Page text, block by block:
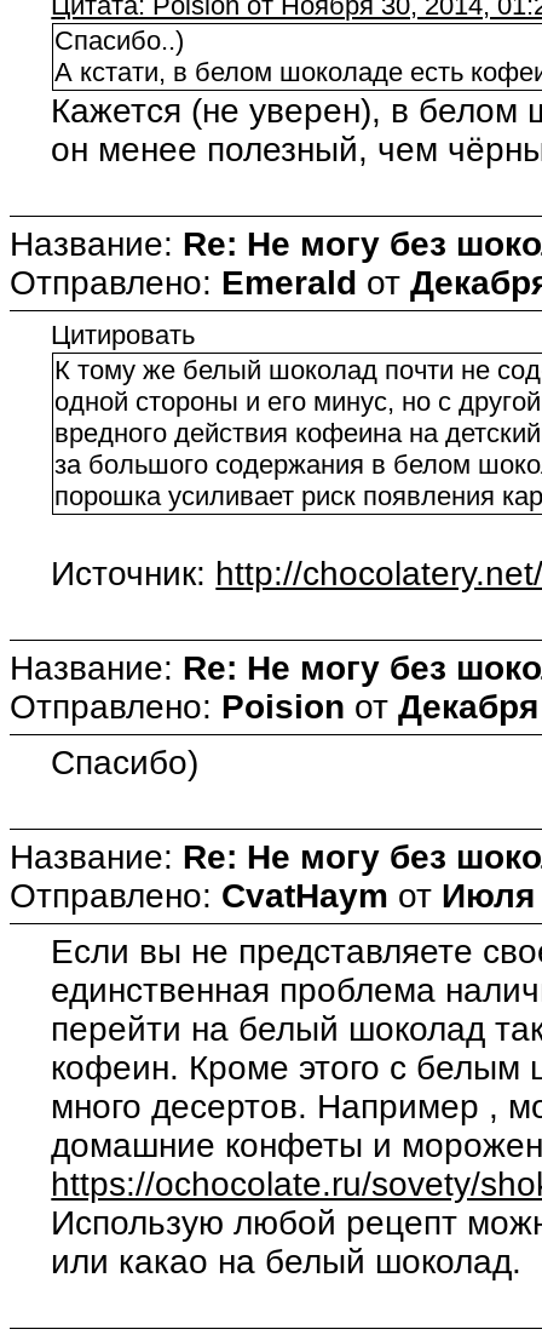
Спасибо..)
А кстати, в белом шоколаде есть
Кажется (не уверен), в белом
он менее полезный, чем
Название: Re: Не могу без
Отправлено: Emerald от
Цитировать
К тому же белый шоколад почти не
одной стороны и его минус, но с
вредного действия кофеина на
за большого содержания в белом
порошка усиливает риск появления
Источник: http://
Название: Re: Не могу без
Отправлено: Poision от
Спасибо)
Название: Re: Не могу без
Отправлено: CvatHaym от Июля
Если вы не представляете
единственная проблема
перейти на белый шоколад
кофеин. Кроме этого с белым
много десертов. Например ,
домашние конфеты и
https://ochocolate.ru/sovety/
Использую любой рецепт
или какао на белый шоколад.